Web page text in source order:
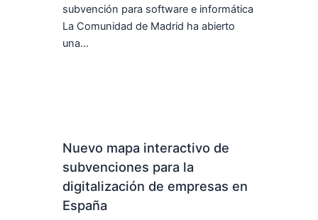
subvención para software e informática
La Comunidad de Madrid ha abierto
una…
Nuevo mapa interactivo de
subvenciones para la
digitalización de empresas en
España